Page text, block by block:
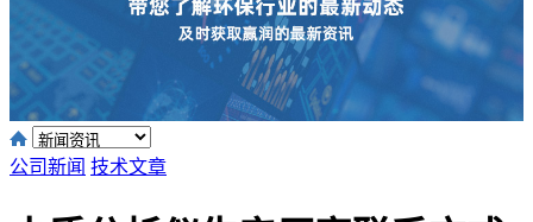
公司新闻 技术文章